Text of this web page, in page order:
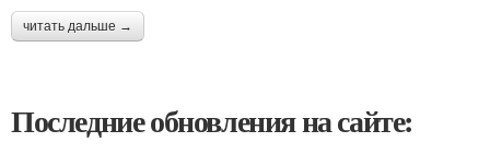
читать дальше →
Последние обновления на сайте: